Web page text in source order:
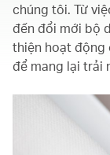
chúng tôi. Từ
đến đổi mới bộ
thiện hoạt động
để mang lại trải